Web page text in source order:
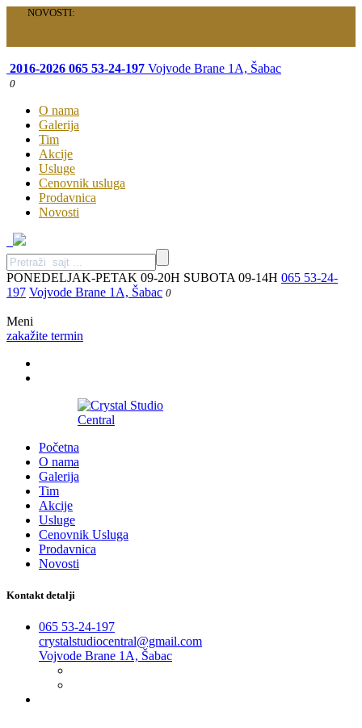
NOVOSTI:
Velika akcija je počela: Specijalni paketi samo za vas!
2016-2026 065 53-24-197 Vojvode Brane 1A, Šabac
0
O nama
Galerija
Tim
Akcije
Usluge
Cenovnik usluga
Prodavnica
Novosti
PONEDELJAK-PETAK 09-20H SUBOTA 09-14H 065 53-24-
197 Vojvode Brane 1A, Šabac 0
Meni
zakažite termin
Početna
O nama
Galerija
Tim
Akcije
Usluge
Cenovnik Usluga
Prodavnica
Novosti
Kontakt detalji
065 53-24-197
crystalstudiocentral@gmail.com
Vojvode Brane 1A, Šabac